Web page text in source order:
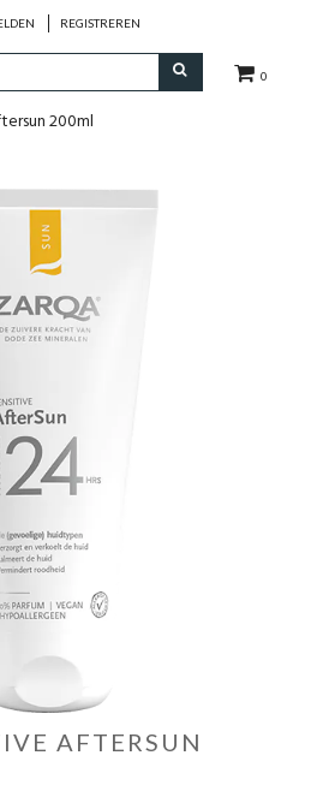
0
REGISTREREN
200ml
AFTERSUN